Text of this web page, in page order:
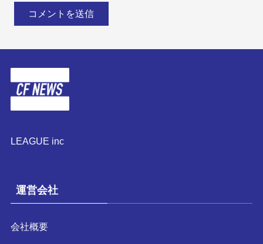
LEAGUE inc
運営会社
会社概要